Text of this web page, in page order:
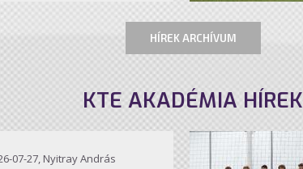
HÍREK ARCHÍVUM
KTE AKADÉMIA HÍREK
07-27, Nyitray András